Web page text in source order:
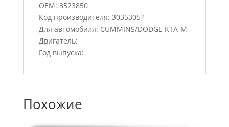
OEM: 3523850
Код производителя: 3035305?
Для автомобиля: CUMMINS/DODGE KTA-M
Двигатель:
Год выпуска:
Похожие